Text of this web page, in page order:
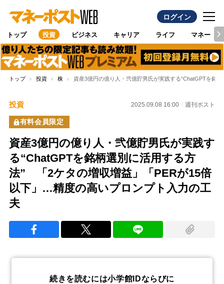
ログイン
トップ 投資 ビジネス キャリア ライフ マネー
トップ 投資 株 資産3億円の億り人・弐億貯男氏が実践する“ChatGPTを
投資 2025.09.08 16:00 週刊ポスト
有料会員限定
資産3億円の億り人・弐億貯男氏が実践す
る“ChatGPTを銘柄選別に活用する方
法” 「2ケタの増収増益」「PERが15倍
以下」…精度の高いプロンプト入力の工
夫
続きを読むには小学館IDならびに